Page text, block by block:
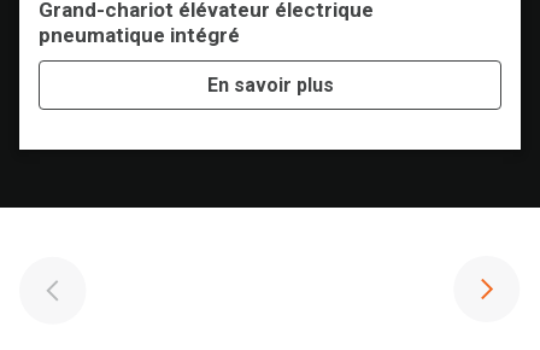
Grand-chariot élévateur électrique
pneumatique intégré
En savoir plus